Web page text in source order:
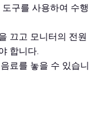
구를 사용하여 수행
끄고 모니터의 전원
합니다.
료를 놓을 수 있습니